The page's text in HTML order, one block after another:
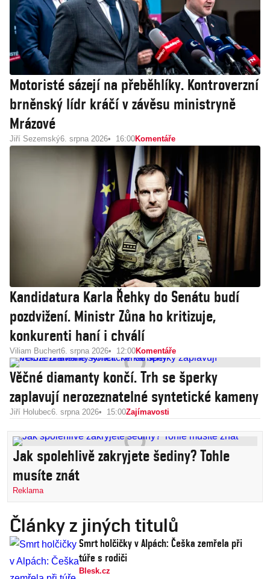
Motoristé sázejí na přeběhlíky. Kontroverzní
brněnský lídr kráčí v závěsu ministryně
Mrázové
Jiří Sezemský6. srpna 2026 16:00Komentáře
Kandidatura Karla Řehky do Senátu budí
pozdvižení. Ministr Zůna ho kritizuje,
konkurenti haní i chválí
Viliam Buchert6. srpna 2026 12:00Komentáře
Věčné diamanty končí. Trh se šperky
zaplavují nerozeznatelné syntetické kameny
Jiří Holubec6. srpna 2026 15:00Zajímavosti
Jak spolehlivě zakryjete šediny? Tohle
musíte znát
Reklama
Články z jiných titulů
Smrt holčičky v Alpách: Češka zemřela při
túře s rodiči
Blesk.cz